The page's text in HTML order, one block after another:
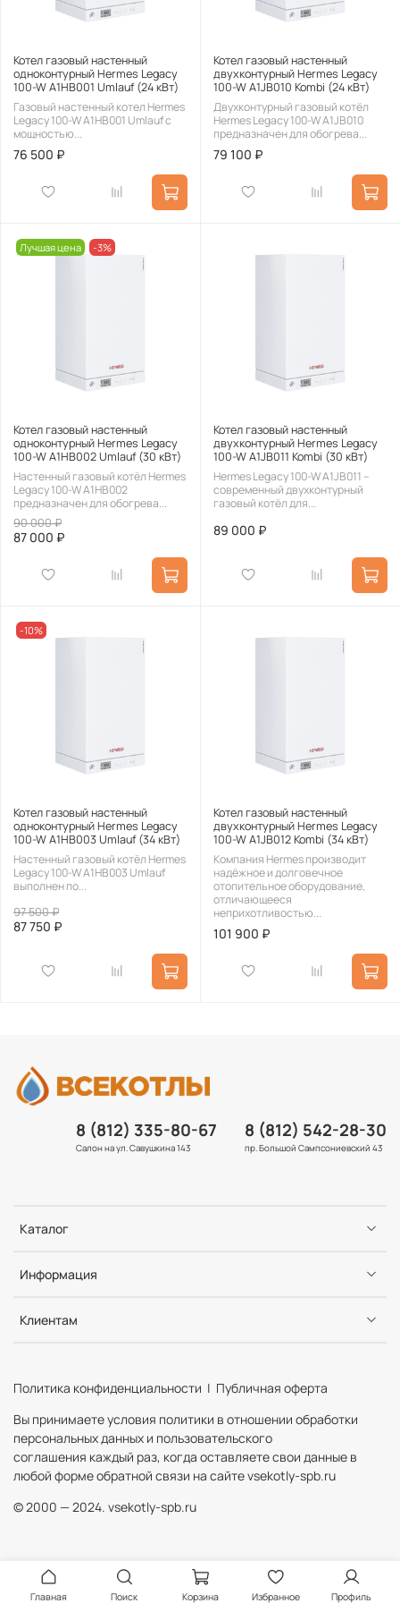
Котел газовый настенный
одноконтурный Hermes Legacy
100-W A1HB001 Umlauf (24 кВт)
Газовый настенный котел Hermes
Legacy 100-W A1HB001 Umlauf с
мощностью...
76 500 ₽
Котел газовый настенный
двухконтурный Hermes Legacy
100-W A1JB010 Kombi (24 кВт)
Двухконтурный газовый котёл
Hermes Legacy 100-W A1JB010
предназначен для обогрева...
79 100 ₽
Лучшая цена -3%
Котел газовый настенный
одноконтурный Hermes Legacy
100-W A1HB002 Umlauf (30 кВт)
Настенный газовый котёл Hermes
Legacy 100-W A1HB002
предназначен для обогрева...
90 000 ₽
87 000 ₽
Котел газовый настенный
двухконтурный Hermes Legacy
100-W A1JB011 Kombi (30 кВт)
Hermes Legacy 100-W A1JB011 –
современный двухконтурный
газовый котёл для...
89 000 ₽
-10%
Котел газовый настенный
одноконтурный Hermes Legacy
100-W A1HB003 Umlauf (34 кВт)
Настенный газовый котёл Hermes
Legacy 100-W A1HB003 Umlauf
выполнен по...
97 500 ₽
87 750 ₽
Котел газовый настенный
двухконтурный Hermes Legacy
100-W A1JB012 Kombi (34 кВт)
Компания Hermes производит
надёжное и долговечное
отопительное оборудование,
отличающееся
неприхотливостью...
101 900 ₽
Каталог
Информация
Клиентам
8 (812) 335-80-67
Салон на ул. Савушкина 143
8 (812) 542-28-30
пр. Большой Сампсониевский 43
Политика конфиденциальности | Публичная оферта
Вы принимаете условия политики в отношении обработки
персональных данных и пользовательского
соглашения каждый раз, когда оставляете свои данные в
любой форме обратной связи на сайте vsekotly-spb.ru
© 2000 — 2024. vsekotly-spb.ru
Главная Поиск Корзина Избранное Профиль